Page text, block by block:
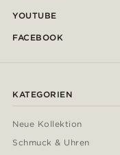
YOUTUBE
FACEBOOK
KATEGORIEN
Neue Kollektion
Schmuck & Uhren